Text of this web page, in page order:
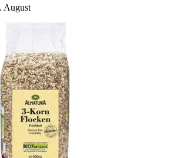
August